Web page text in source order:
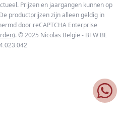
Prijzen en jaargangen kunnen op
productprijzen zijn alleen geldig in
door reCAPTCHA Enterprise
). © 2025 Nicolas België - BTW BE